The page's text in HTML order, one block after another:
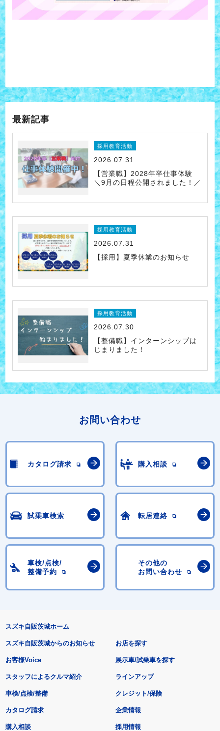
最新記事
採用教育活動
2026.07.31
【営業職】2028年卒仕事体験
＼9月の日程公開されました！／
採用教育活動
2026.07.31
【採用】夏季休業のお知らせ
採用教育活動
2026.07.30
【整備職】インターンシップは
じまりました！
お問い合わせ
カタログ請求 購入相談
試乗車検索 転居連絡
車検/点検/
整備予約
その他の
お問い合わせ
スズキ自販茨城ホーム
スズキ自販茨城からのお知らせ
お客様Voice
スタッフによるクルマ紹介
お店を探す
展示車/試乗車を探す
ラインアップ
車検/点検/整備 クレジット/保険
カタログ請求
購入相談
企業情報
採用情報